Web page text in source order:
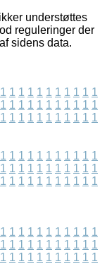
understøttes
reguleringer der
sidens data.
1 1 1 1 1 1 1 1 1 1 1
1 1 1 1 1 1 1 1 1 1 1
1 1 1 1 1 1 1 1 1 1 1
1 1 1 1 1 1 1 1 1 1 1
1 1 1 1 1 1 1 1 1 1 1
1 1 1 1 1 1 1 1 1 1 1
1 1 1 1 1 1 1 1 1 1 1
1 1 1 1 1 1 1 1 1 1 1
1 1 1 1 1 1 1 1 1 1 1